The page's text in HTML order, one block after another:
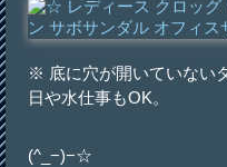
※ 底に穴が開いていない
日や水仕事もOK。
(^_−)−☆